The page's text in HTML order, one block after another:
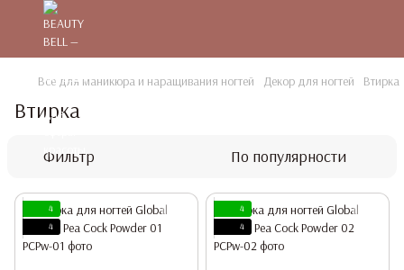
Все для маникюра и наращивания ногтей Декор для ногтей Втирка
Втирка
Фильтр По популярности
4
4
4
4